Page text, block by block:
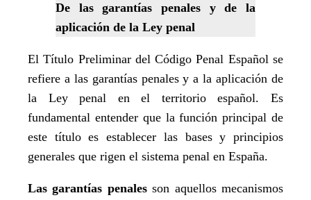
De las garantías penales y de la
aplicación de la Ley penal
El Título Preliminar del Código Penal Español se
refiere a las garantías penales y a la aplicación de
la Ley penal en el territorio español. Es
fundamental entender que la función principal de
este título es establecer las bases y principios
generales que rigen el sistema penal en España.
Las garantías penalesson aquellos mecanismos